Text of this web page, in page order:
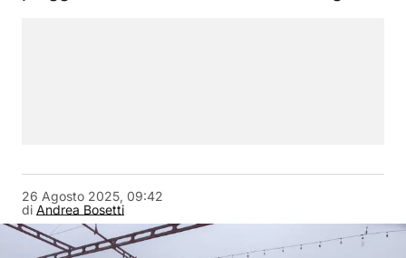
di Andrea Bosetti
26 Agosto 2025, 09:42